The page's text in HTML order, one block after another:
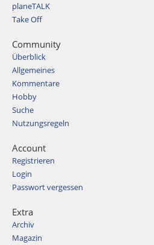
planeTALK
Take Off
Community
Überblick
Allgemeines
Kommentare
Hobby
Suche
Nutzungsregeln
Account
Registrieren
Login
Passwort vergessen
Extra
Archiv
Magazin